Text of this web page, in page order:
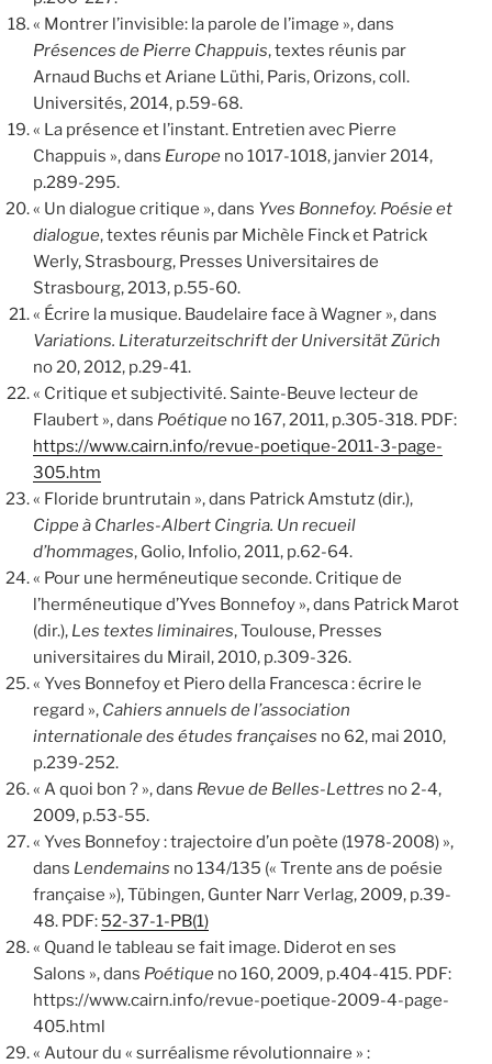
« Montrer l’invisible: la parole de l’image », dans
Présences de Pierre Chappuis, textes réunis par
Arnaud Buchs et Ariane Lüthi, Paris, Orizons, coll.
Universités, 2014, p.59-68.
« La présence et l’instant. Entretien avec Pierre
Chappuis », dans Europe no 1017-1018, janvier 2014,
p.289-295.
« Un dialogue critique », dans Yves Bonnefoy. Poésie et
dialogue, textes réunis par Michèle Finck et Patrick
Werly, Strasbourg, Presses Universitaires de
Strasbourg, 2013, p.55-60.
« Écrire la musique. Baudelaire face à Wagner », dans
Variations. Literaturzeitschrift der Universität Zürich
no 20, 2012, p.29-41.
« Critique et subjectivité. Sainte-Beuve lecteur de
Flaubert », dans Poétique no 167, 2011, p.305-318. PDF:
https://www.cairn.info/revue-poetique-2011-3-page-
305.htm
« Floride bruntrutain », dans Patrick Amstutz (dir.),
Cippe à Charles-Albert Cingria. Un recueil
d’hommages, Golio, Infolio, 2011, p.62-64.
« Pour une herméneutique seconde. Critique de
l’herméneutique d’Yves Bonnefoy », dans Patrick Marot
(dir.), Les textes liminaires, Toulouse, Presses
universitaires du Mirail, 2010, p.309-326.
« Yves Bonnefoy et Piero della Francesca : écrire le
regard », Cahiers annuels de l’association
internationale des études françaises no 62, mai 2010,
p.239-252.
« A quoi bon ? », dans Revue de Belles-Lettres no 2-4,
2009, p.53-55.
« Yves Bonnefoy : trajectoire d’un poète (1978-2008) »,
dans Lendemains no 134/135 (« Trente ans de poésie
française »), Tübingen, Gunter Narr Verlag, 2009, p.39-
48. PDF: 52-37-1-PB(1)
« Quand le tableau se fait image. Diderot en ses
Salons », dans Poétique no 160, 2009, p.404-415. PDF:
https://www.cairn.info/revue-poetique-2009-4-page-
405.html
« Autour du « surréalisme révolutionnaire » :